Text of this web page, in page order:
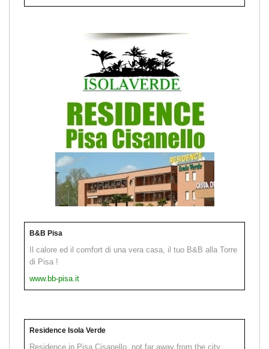
B&B Pisa
Il calore ed il comfort di una vera casa, il tuo B&B alla Torre
di Pisa !
www.bb-pisa.it
Residence Isola Verde
Residence in Pisa Cisanello, not far away from the city